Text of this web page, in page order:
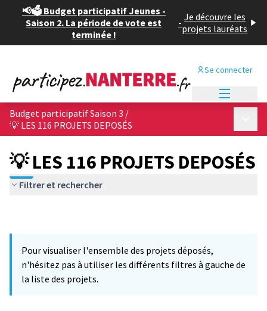
📢🗳️ Budget participatif Jeunes -
Saison 2. La période de vote est
terminée !
- Je découvre les
projets lauréats
Se connecter
Budget participatif Saison 3 /
💡 LES 116 PROJETS DEPOSÉS
💡 LES 116 PROJETS DEPOSÉS
Filtrer et rechercher
Pour visualiser l'ensemble des projets déposés,
n'hésitez pas à utiliser les différents filtres à gauche de
la liste des projets.